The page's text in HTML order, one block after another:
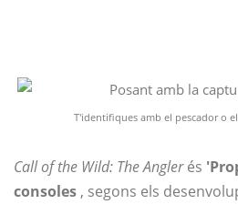
T'identifiques amb el pescador o
Call of the Wild: The Anglerés
consoles , segons els